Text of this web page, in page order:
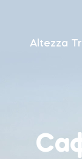
Altezza